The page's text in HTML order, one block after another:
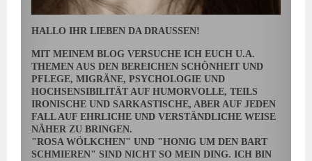
HALLO IHR LIEBEN DA DRAUSSEN!
MIT MEINEM BLOG VERSUCHE ICH EUCH U.A.
THEMEN AUS DEN BEREICHEN SCHÖNHEIT UND
PFLEGE, MIGRÄNE, PSYCHOLOGIE UND
HOCHSENSIBILITÄT AUF HUMORVOLLE, TEILS
IRONISCHE UND SARKASTISCHE, ABER AUF JEDEN
FALL AUF EHRLICHE UND VERSTÄNDLICHE WEISE
NÄHER ZU BRINGEN.
"ROSA WÖLKCHEN" UND "HONIG UM DEN BART
SCHMIEREN" SIND NICHT SO MEIN DING. ICH BIN